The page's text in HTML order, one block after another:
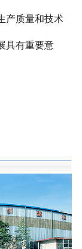
产质量和技术
具有重要意